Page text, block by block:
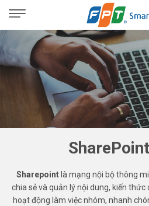
Sharepointlà mạng nội bộ thông
chia sẻ và quản lý nội dung, kiến
hoạt động làm việc nhóm, nhanh